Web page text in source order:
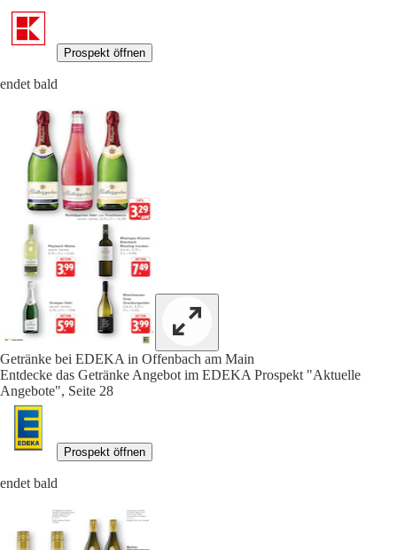
Prospekt öffnen
endet bald
Getränke bei EDEKA in Offenbach am Main
Entdecke das Getränke Angebot im EDEKA Prospekt "Aktuelle
Angebote", Seite 28
Prospekt öffnen
endet bald